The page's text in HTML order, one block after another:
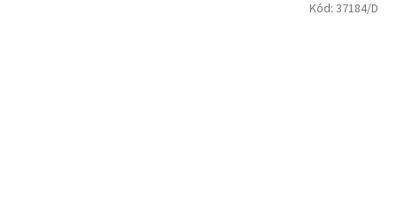
Kód: 37184/D